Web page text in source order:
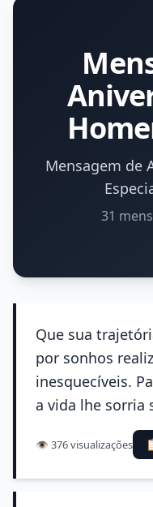
Mensagem de
31
Que sua
por sonhos
inesquecíveis.
a vida lhe sorria
👁️ 376 visualizações